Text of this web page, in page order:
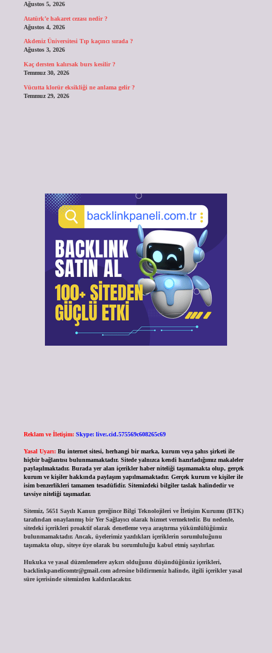
Ağustos 5, 2026
Atatürk’e hakaret cezası nedir ?
Ağustos 4, 2026
Akdeniz Üniversitesi Tıp kaçıncı sırada ?
Ağustos 3, 2026
Kaç dersten kalırsak burs kesilir ?
Temmuz 30, 2026
Vücutta klorür eksikliği ne anlama gelir ?
Temmuz 29, 2026
Reklam ve İletişim: Skype: live:.cid.575569c608265c69
Yasal Uyarı: Bu internet sitesi, herhangi bir marka, kurum veya şahıs şirketi ile
hiçbir bağlantısı bulunmamaktadır. Sitede yalnızca kendi hazırladığımız makaleler
paylaşılmaktadır. Burada yer alan içerikler haber niteliği taşımamakta olup, gerçek
kurum ve kişiler hakkında paylaşım yapılmamaktadır. Gerçek kurum ve kişiler ile
isim benzerlikleri tamamen tesadüfidir. Sitemizdeki bilgiler taslak halindedir ve
tavsiye niteliği taşımazlar.
Sitemiz, 5651 Sayılı Kanun gereğince Bilgi Teknolojileri ve İletişim Kurumu (BTK)
tarafından onaylanmış bir Yer Sağlayıcı olarak hizmet vermektedir. Bu nedenle,
sitedeki içerikleri proaktif olarak denetleme veya araştırma yükümlülüğümüz
bulunmamaktadır. Ancak, üyelerimiz yazdıkları içeriklerin sorumluluğunu
taşımakta olup, siteye üye olarak bu sorumluluğu kabul etmiş sayılırlar.
Hukuka ve yasal düzenlemelere aykırı olduğunu düşündüğünüz içerikleri,
backlinkpanelicomtr@gmail.comadresine bildirmeniz halinde, ilgili içerikler yasal
süre içerisinde sitemizden kaldırılacaktır.